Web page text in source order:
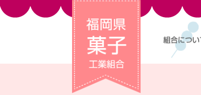
福岡県菓子工業組合